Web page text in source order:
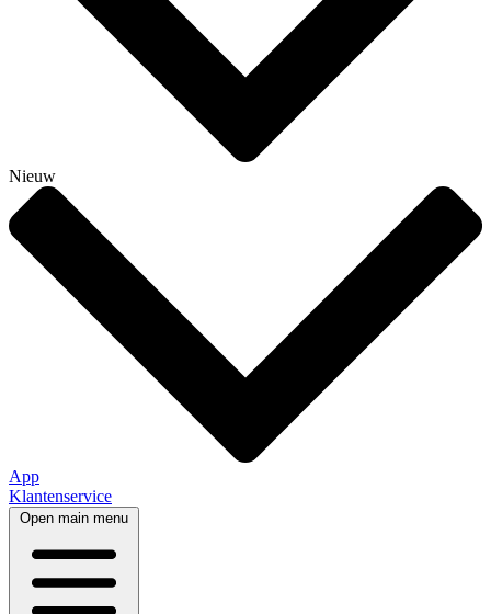
Nieuw
App
Klantenservice
Open main menu